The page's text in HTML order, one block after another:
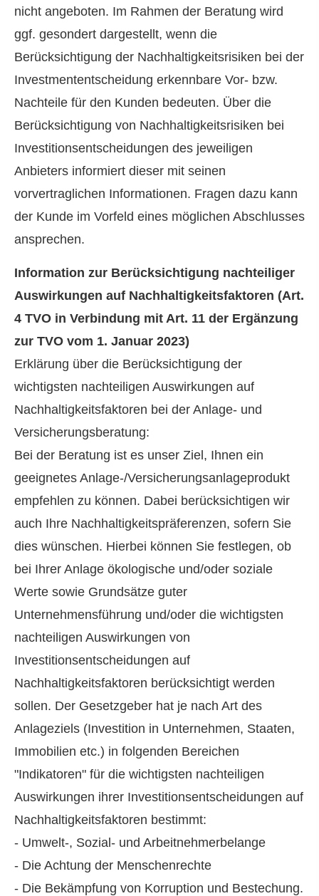
nicht angeboten. Im Rahmen der Beratung wird
ggf. gesondert dargestellt, wenn die
Berücksichtigung der Nachhaltigkeitsrisiken bei der
Investmententscheidung erkennbare Vor- bzw.
Nachteile für den Kunden bedeuten. Über die
Berücksichtigung von Nachhaltigkeitsrisiken bei
Investitionsentscheidungen des jeweiligen
Anbieters informiert dieser mit seinen
vorvertraglichen Informationen. Fragen dazu kann
der Kunde im Vorfeld eines möglichen Abschlusses
ansprechen.
Information zur Berücksichtigung nachteiliger
Auswirkungen auf Nachhaltigkeitsfaktoren (Art.
4 TVO in Verbindung mit Art. 11 der Ergänzung
zur TVO vom 1. Januar 2023)
Erklärung über die Berücksichtigung der
wichtigsten nachteiligen Auswirkungen auf
Nachhaltigkeitsfaktoren bei der Anlage- und
Versicherungsberatung:
Bei der Beratung ist es unser Ziel, Ihnen ein
geeignetes Anlage-/Versicherungsanlageprodukt
empfehlen zu können. Dabei berücksichtigen wir
auch Ihre Nachhaltigkeitspräferenzen, sofern Sie
dies wünschen. Hierbei können Sie festlegen, ob
bei Ihrer Anlage ökologische und/oder soziale
Werte sowie Grundsätze guter
Unternehmensführung und/oder die wichtigsten
nachteiligen Auswirkungen von
Investitionsentscheidungen auf
Nachhaltigkeitsfaktoren berücksichtigt werden
sollen. Der Gesetzgeber hat je nach Art des
Anlageziels (Investition in Unternehmen, Staaten,
Immobilien etc.) in folgenden Bereichen
"Indikatoren" für die wichtigsten nachteiligen
Auswirkungen ihrer Investitionsentscheidungen auf
Nachhaltigkeitsfaktoren bestimmt:
- Umwelt-, Sozial- und Arbeitnehmerbelange
- Die Achtung der Menschenrechte
- Die Bekämpfung von Korruption und Bestechung.